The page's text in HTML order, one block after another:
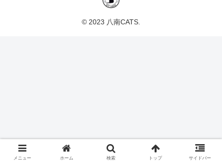
© 2023 八南CATS.
メニュー ホーム 検索 トップ サイドバー